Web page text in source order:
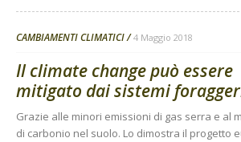
CAMBIAMENTI CLIMATICI 4 Maggio 2018
Il climate change può essere
mitigato dai sistemi
Grazie alle minori emissioni di gas serra e al
di carbonio nel suolo. Lo dimostra il progetto